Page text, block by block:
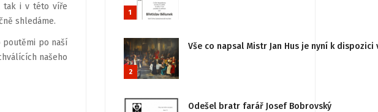
tak i v této víře
shledáme.
poutěmi po naší
našeho
1
2
Vše co napsal Mistr Jan Hus je nyní k
Odešel bratr farář Josef Bobrovský